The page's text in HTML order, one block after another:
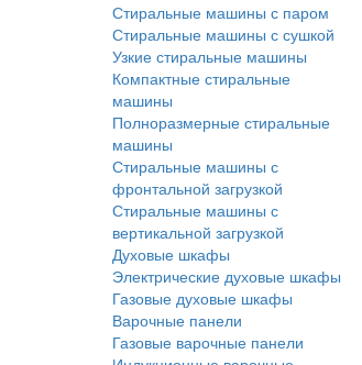
Стиральные машины с паром
Стиральные машины с сушкой
Узкие стиральные машины
Компактные стиральные
машины
Полноразмерные стиральные
машины
Стиральные машины с
фронтальной загрузкой
Стиральные машины с
вертикальной загрузкой
Духовые шкафы
Электрические духовые шкафы
Газовые духовые шкафы
Варочные панели
Газовые варочные панели